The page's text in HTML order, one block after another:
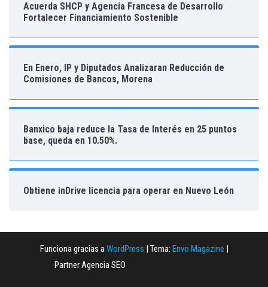
Acuerda SHCP y Agencia Francesa de Desarrollo
Fortalecer Financiamiento Sostenible
En Enero, IP y Diputados Analizaran Reducción de
Comisiones de Bancos, Morena
Banxico baja reduce la Tasa de Interés en 25 puntos
base, queda en 10.50%.
Obtiene inDrive licencia para operar en Nuevo León
Funciona gracias aWordPress Tema: Envo Magazine
Partner Agencia SEO